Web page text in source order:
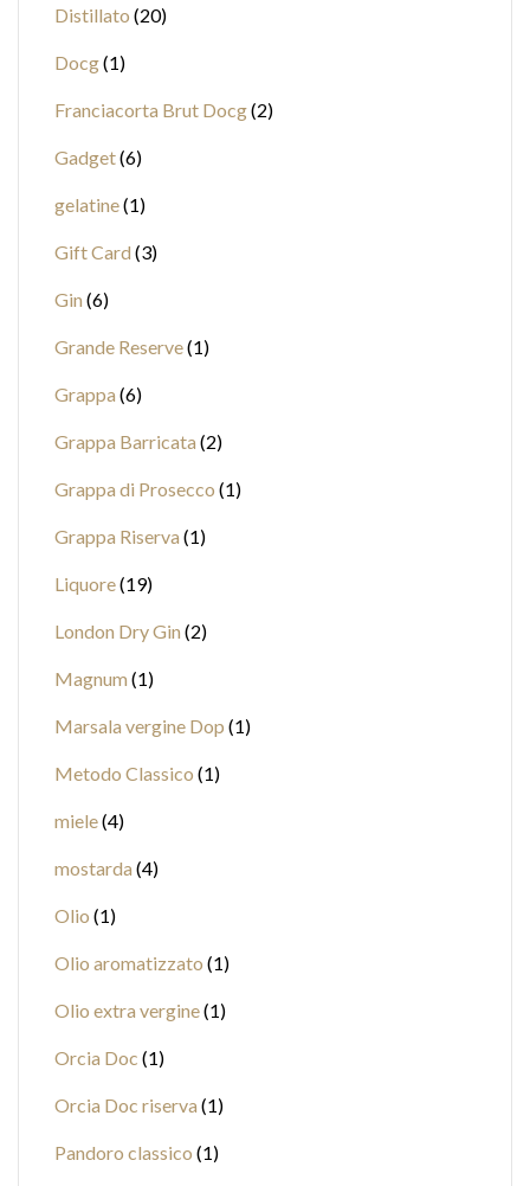
Distillato 20
Docg 1
Franciacorta Brut Docg 2
Gadget 6
gelatine 1
Gift Card 3
Gin 6
Grande Reserve 1
Grappa 6
Grappa Barricata 2
Grappa di Prosecco 1
Grappa Riserva 1
Liquore 19
London Dry Gin 2
Magnum 1
Marsala vergine Dop 1
Metodo Classico 1
miele 4
mostarda 4
Olio 1
Olio aromatizzato 1
Olio extra vergine 1
Orcia Doc 1
Orcia Doc riserva 1
Pandoro classico 1